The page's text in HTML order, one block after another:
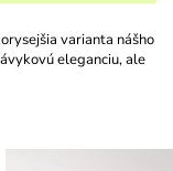
varianta nášho
eleganciu, ale